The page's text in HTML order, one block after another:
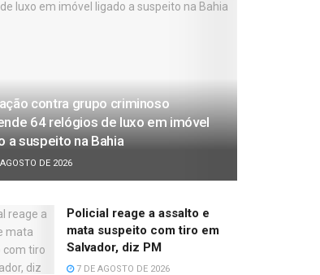
contra grupo criminoso
64 relógios de luxo em imóvel
a suspeito na Bahia
DE 2026
Policial reage a assalto e
mata suspeito com tiro em
Salvador, diz PM
7 DE AGOSTO DE 2026